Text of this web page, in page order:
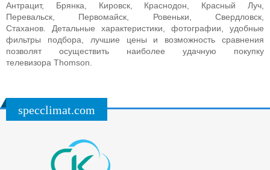
Антрацит, Брянка, Кировск, Краснодон, Красный Луч,
Перевальск, Первомайск, Ровеньки, Свердловск,
Стаханов. Детальные характеристики, фотографии, удобные
фильтры подбора, лучшие цены и возможность сравнения
позволят осуществить наиболее удачную покупку
телевизора Thomson
specclimat.com